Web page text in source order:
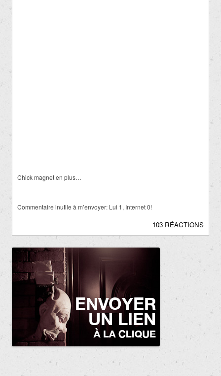
Chick magnet en plus…
Commentaire inutile à m’envoyer: Lui 1, Internet 0!
103 RÉACTIONS